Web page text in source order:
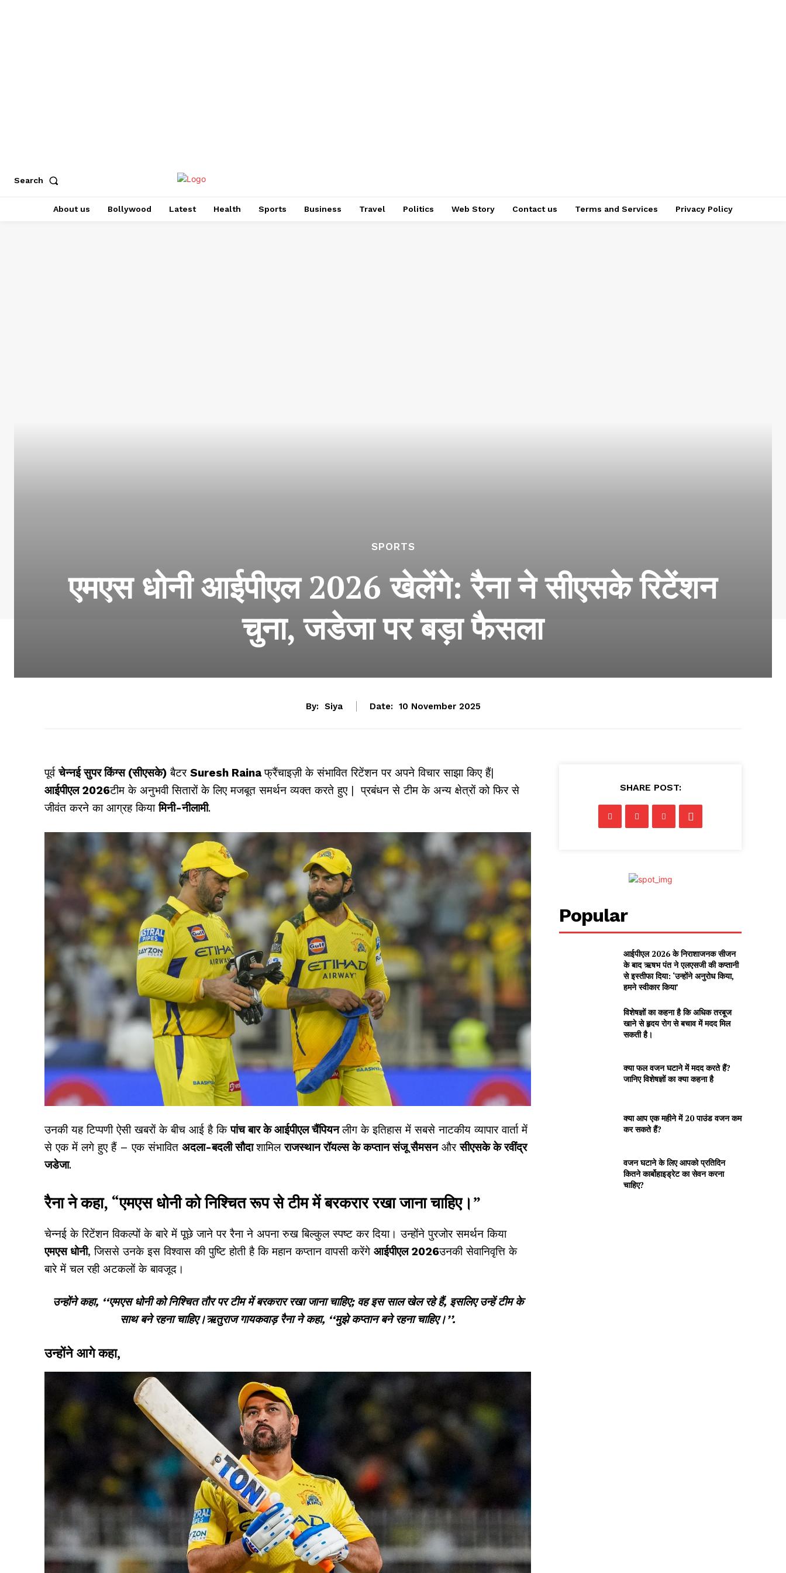
Search
About us Bollywood Latest Health Sports Business Travel Politics Web Story Contact us Terms and Services Privacy Policy
SPORTS
एमएस धोनी आईपीएल 2026 खेलेंगे: रैना ने सीएसके रिटेंशन
चुना, जडेजा पर बड़ा फैसला
By: Siya Date: 10 November 2025
पूर्वचेन्नई सुपर किंग्स (सीएसके)बैटर Suresh Rainaफ्रैंचाइज़ी के संभावित रिटेंशन पर अपने विचार साझा किए हैं|
आईपीएल 2026टीम के अनुभवी सितारों के लिए मजबूत समर्थन व्यक्त करते हुए | प्रबंधन से टीम के अन्य क्षेत्रों को फिर से
जीवंत करने का आग्रह कियामिनी-नीलामी.
उनकी यह टिप्पणी ऐसी खबरों के बीच आई है किपांच बार के आईपीएल चैंपियनलीग के इतिहास में सबसे नाटकीय व्यापार वार्ता में
से एक में लगे हुए हैं – एक संभावित अदला-बदली सौदाशामिलराजस्थान रॉयल्स के कप्तान संजू सैमसनऔरसीएसके के रवींद्र
जडेजा.
रैना ने कहा, “एमएस धोनी को निश्चित रूप से टीम में बरकरार रखा जाना चाहिए।”
चेन्नई के रिटेंशन विकल्पों के बारे में पूछे जाने पर रैना ने अपना रुख बिल्कुल स्पष्ट कर दिया। उन्होंने पुरजोर समर्थन किया
एमएस धोनी, जिससे उनके इस विश्वास की पुष्टि होती है कि महान कप्तान वापसी करेंगे आईपीएल 2026उनकी सेवानिवृत्ति के
बारे में चल रही अटकलों के बावजूद।
उन्होंने कहा, ‘‘एमएस धोनी को निश्चित तौर पर टीम में बरकरार रखा जाना चाहिए; वह इस साल खेल रहे हैं, इसलिए उन्हें टीम के
साथ बने रहना चाहिए।ऋतुराज गायकवाड़ रैना ने कहा, ‘‘मुझे कप्तान बने रहना चाहिए।’’.
उन्होंने आगे कहा,
SHARE POST:
Popular
आईपीएल 2026 के निराशाजनक सीजन
के बाद ऋषभ पंत ने एलएसजी की कप्तानी
से इस्तीफा दिया: ‘उन्होंने अनुरोध किया,
हमने स्वीकार किया’
विशेषज्ञों का कहना है कि अधिक तरबूज
खाने से हृदय रोग से बचाव में मदद मिल
सकती है।
क्या फल वजन घटाने में मदद करते हैं?
जानिए विशेषज्ञों का क्या कहना है
क्या आप एक महीने में 20 पाउंड वजन कम
कर सकते हैं?
वजन घटाने के लिए आपको प्रतिदिन
कितने कार्बोहाइड्रेट का सेवन करना
चाहिए?